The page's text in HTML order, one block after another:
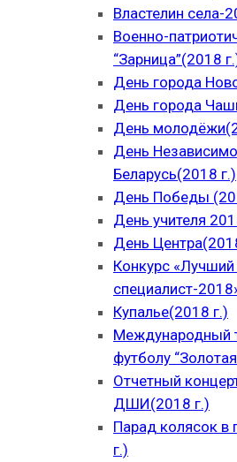
Властелин села-
Военно-
“Зарница”(2018
День города
День города
День
День
Беларусь(2018 г.)
День Победы
День учителя
День
Конкурс
специалист-
Купалье(2018 г.)
Международный
футболу
Отчетный
ДШИ(2018 г.)
Парад колясок в
г.)